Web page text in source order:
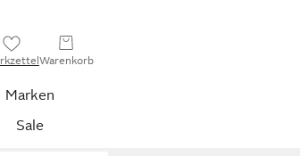
Warenkorb
Marken
Sale